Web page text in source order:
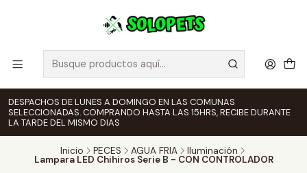
DESPACHOS DE LUNES A DOMINGO EN LAS COMUNAS
SELECCIONADAS. COMPRANDO HASTA LAS 15HRS, RECIBE DURANTE
LA TARDE DEL MISMO DIAS
Inicio PECES AGUA FRIA Iluminación
Lampara LED Chihiros Serie B - CON CONTROLADOR